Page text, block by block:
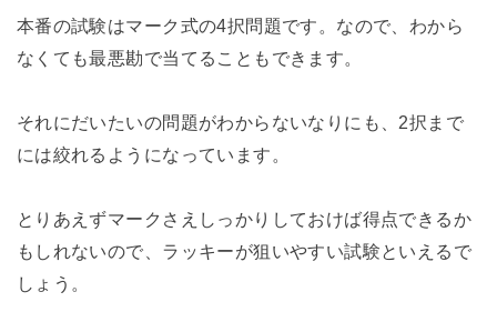
本番の試験はマーク式の4択問題です。なので、わから
なくても最悪勘で当てることもできます。
それにだいたいの問題がわからないなりにも、2択まで
には絞れるようになっています。
とりあえずマークさえしっかりしておけば得点できるか
もしれないので、ラッキーが狙いやすい試験といえるで
しょう。